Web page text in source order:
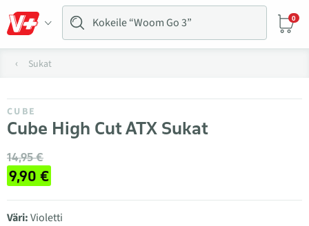
0
Sukat
CUBE
Cube High Cut ATX Sukat
14,95 €
9,90 €
Väri:Violetti